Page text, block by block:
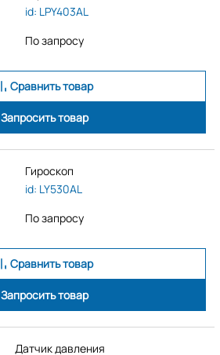
id: LPY403AL
По запросу
Сравнить товар
Запросить товар
Гироскоп
id: LY530AL
По запросу
Сравнить товар
Запросить товар
Датчик давления